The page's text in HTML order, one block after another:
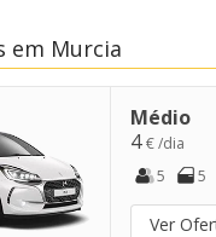
em Murcia
Médio
4€ /dia
5
5
Ver